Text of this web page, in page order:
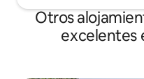
Otros
excelentes